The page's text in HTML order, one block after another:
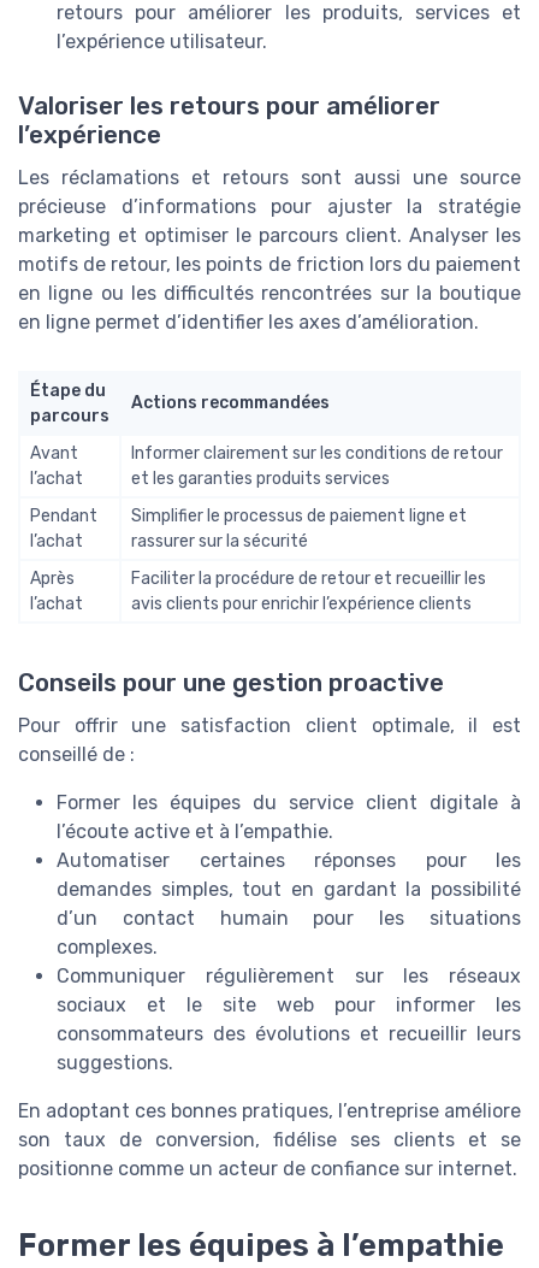
retours pour améliorer les produits, services et
l’expérience utilisateur.
Valoriser les retours pour améliorer
l’expérience
Les réclamations et retours sont aussi une source
précieuse d’informations pour ajuster la stratégie
marketing et optimiser le parcours client. Analyser les
motifs de retour, les points de friction lors du paiement
en ligne ou les difficultés rencontrées sur la boutique
en ligne permet d’identifier les axes d’amélioration.
Étape du
parcours
Actions recommandées
Avant
l’achat
Informer clairement sur les conditions de retour
et les garanties produits services
Pendant
l’achat
Simplifier le processus de paiement ligne et
rassurer sur la sécurité
Après
l’achat
Faciliter la procédure de retour et recueillir les
avis clients pour enrichir l’expérience clients
Conseils pour une gestion proactive
Pour offrir une satisfaction client optimale, il est
conseillé de :
Former les équipes du service client digitale à
l’écoute active et à l’empathie.
Automatiser certaines réponses pour les
demandes simples, tout en gardant la possibilité
d’un contact humain pour les situations
complexes.
Communiquer régulièrement sur les réseaux
sociaux et le site web pour informer les
consommateurs des évolutions et recueillir leurs
suggestions.
En adoptant ces bonnes pratiques, l’entreprise améliore
son taux de conversion, fidélise ses clients et se
positionne comme un acteur de confiance sur internet.
Former les équipes à l’empathie